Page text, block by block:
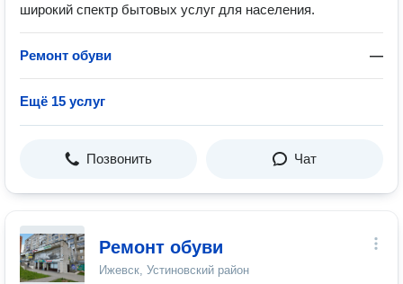
широкий спектр бытовых услуг для населения.
Ремонт обуви —
Ещё 15 услуг
Позвонить Чат
Ремонт обуви
Ижевск, Устиновский район